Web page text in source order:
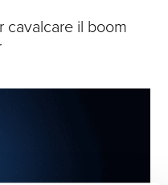
cavalcare il boom